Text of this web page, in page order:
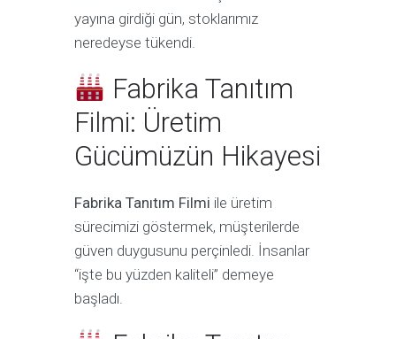
yayına girdiği gün, stoklarımız
neredeyse tükendi.
Fabrika Tanıtım
Filmi: Üretim
Gücümüzün Hikayesi
Fabrika Tanıtım Filmi ile üretim
sürecimizi göstermek, müşterilerde
güven duygusunu perçinledi. İnsanlar
“işte bu yüzden kaliteli” demeye
başladı.